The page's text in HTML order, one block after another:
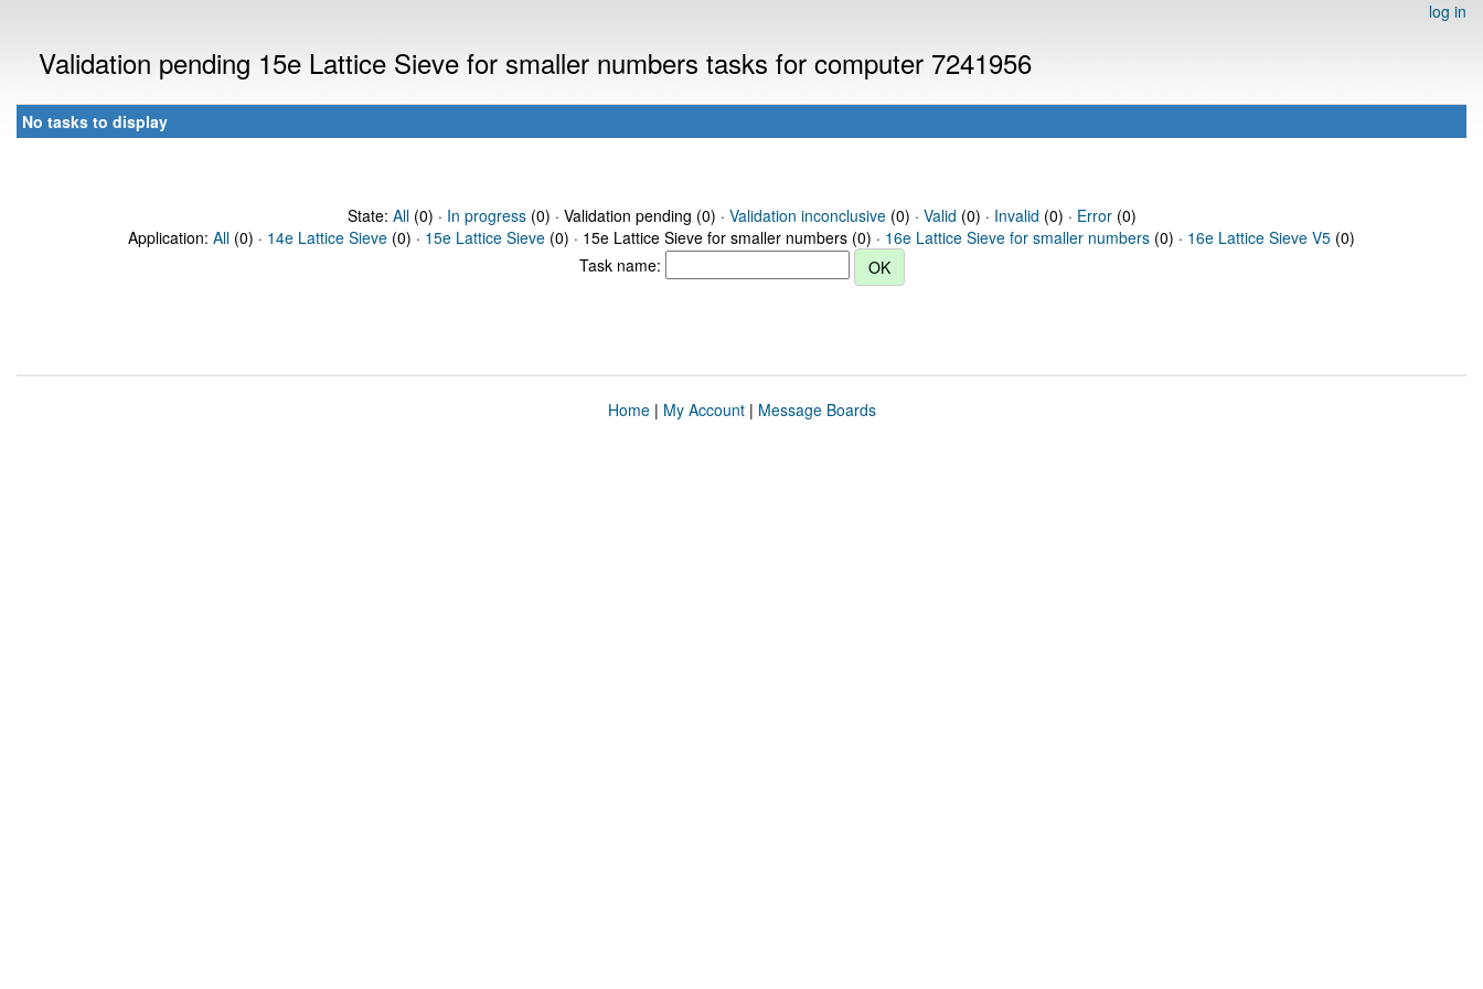
log in
Validation pending 15e Lattice Sieve for smaller numbers tasks for computer 7241956
No tasks to display
State: All(0) · In progress(0) · Validation pending (0) · Validation inconclusive(0) · Valid (0) · Invalid (0) · Error(0)
Application: All (0) · 14e Lattice Sieve (0) · 15e Lattice Sieve (0) · 15e Lattice Sieve for smaller numbers (0) · 16e Lattice Sieve for smaller numbers (0) · 16e Lattice Sieve V5 (0)
Task name:
Home| My Account| Message Boards